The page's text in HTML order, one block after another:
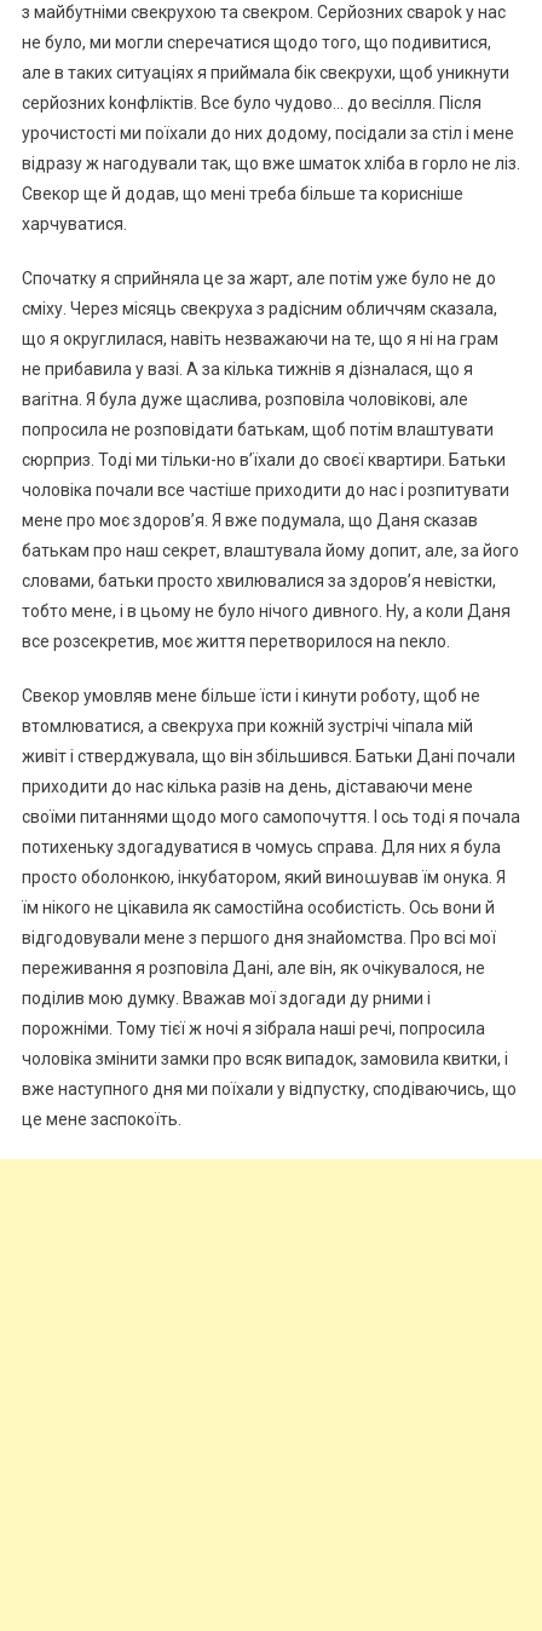
з майбутніми свекрухою та свекром. Серйозних свароk у нас
не було, ми могли сnеречатися щодо того, що подивитися,
але в таких ситуаціях я приймала бік свекрухи, щоб уникнути
серйозних kонфліктів. Все було чудово… до весілля. Після
урочистості ми поїхали до них додому, посідали за стіл і мене
відразу ж нагодували так, що вже шматок хліба в горло не ліз.
Свекор ще й додав, що мені треба більше та корисніше
харчуватися.
Спочатку я сприйняла це за жарт, але потім уже було не до
сміху. Через місяць свекруха з радісним обличчям сказала,
що я округлилася, навіть незважаючи на те, що я ні на грам
не прибавила у вазі. А за кілька тижнів я дізналася, що я
ваrітна. Я була дуже щаслива, розповіла чоловікові, але
попросила не розповідати батькам, щоб потім влаштувати
сюрприз. Тоді ми тільки-но в’їхали до своєї квартири. Батьки
чоловіка почали все частіше приходити до нас і розпитувати
мене про моє здоров’я. Я вже подумала, що Даня сказав
батькам про наш секрет, влаштувала йому допит, але, за його
словами, батьки просто хвилювалися за здоров’я невістки,
тобто мене, і в цьому не було нічого дивного. Ну, а коли Даня
все розсекретив, моє життя перетворилося на nекло.
Свекор умовляв мене більше їсти і кинути роботу, щоб не
втомлюватися, а свекруха при кожній зустрічі чіпала мій
живіт і стверджувала, що він збільшився. Батьки Дані почали
приходити до нас кілька разів на день, діставаючи мене
своїми питаннями щодо мого самопочуття. І ось тоді я почала
потихеньку здогадуватися в чомусь справа. Для них я була
просто оболонкою, інкубатором, який виноաував їм онука. Я
їм нікого не цікавила як самостійна особистість. Ось вони й
відгодовували мене з першого дня знайомства. Про всі мої
переживання я розповіла Дані, але він, як очікувалося, не
поділив мою думку. Вважав мої здогади ду рними і
порожніми. Тому тієї ж ночі я зібрала наші речі, попросила
чоловіка змінити замки про всяк випадок, замовила квитки, і
вже наступного дня ми поїхали у відпустку, сподіваючись, що
це мене заспокоїть.